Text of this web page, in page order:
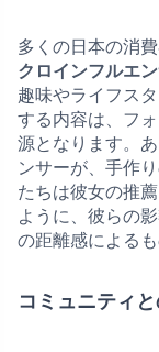
多くの日本の消
クロインフルエ
趣味やライフス
する内容は、フ
源となります。
ンサーが、手作
たちは彼女の推
ように、彼らの
の距離感によるも
コミュニティ